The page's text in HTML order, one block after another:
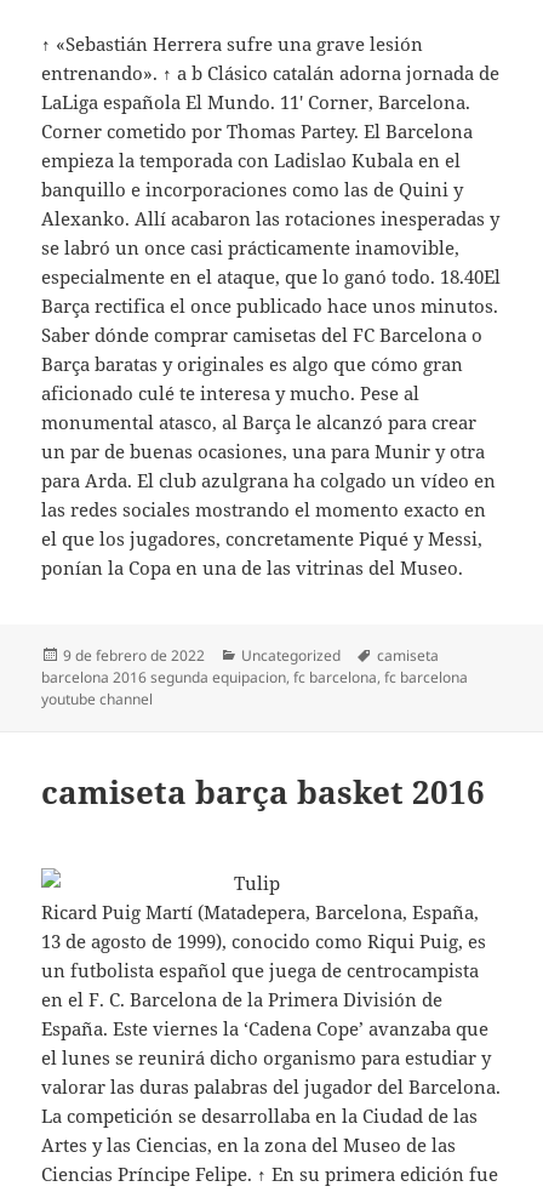
↑ «Sebastián Herrera sufre una grave lesión
entrenando». ↑ a b Clásico catalán adorna jornada de
LaLiga española El Mundo. 11′ Corner, Barcelona.
Corner cometido por Thomas Partey. El Barcelona
empieza la temporada con Ladislao Kubala en el
banquillo e incorporaciones como las de Quini y
Alexanko. Allí acabaron las rotaciones inesperadas y
se labró un once casi prácticamente inamovible,
especialmente en el ataque, que lo ganó todo. 18.40El
Barça rectifica el once publicado hace unos minutos.
Saber dónde comprar camisetas del FC Barcelona o
Barça baratas y originales es algo que cómo gran
aficionado culé te interesa y mucho. Pese al
monumental atasco, al Barça le alcanzó para crear
un par de buenas ocasiones, una para Munir y otra
para Arda. El club azulgrana ha colgado un vídeo en
las redes sociales mostrando el momento exacto en
el que los jugadores, concretamente Piqué y Messi,
ponían la Copa en una de las vitrinas del Museo.
Publicado
el
9 de febrero de 2022 Categorías
Uncategorized Etiquetas
camiseta
barcelona 2016 segunda equipacion,fc barcelona,fc barcelona
youtube channel
camiseta barça basket 2016
Ricard Puig Martí (Matadepera, Barcelona, España,
13 de agosto de 1999), conocido como Riqui Puig, es
un futbolista español que juega de centrocampista
en el F. C. Barcelona de la Primera División de
España. Este viernes la ‘Cadena Cope’ avanzaba que
el lunes se reunirá dicho organismo para estudiar y
valorar las duras palabras del jugador del Barcelona.
La competición se desarrollaba en la Ciudad de las
Artes y las Ciencias, en la zona del Museo de las
Ciencias Príncipe Felipe. ↑ En su primera edición fue